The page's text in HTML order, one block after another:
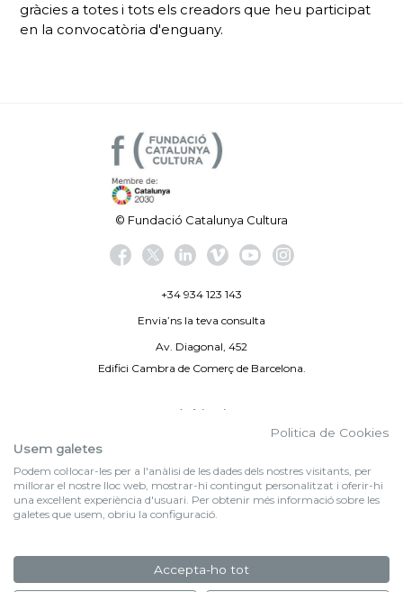
gràcies a totes i tots els creadors que heu participat
en la convocatòria d'enguany.
© Fundació Catalunya Cultura
+34 934 123 143
Envia’ns la teva consulta
Av. Diagonal, 452
Edifici Cambra de Comerç de Barcelona.
Avís legal
By 100X100NET
f (NEWSLETTER)
Politica de Cookies
Usem galetes
Podem col·locar-les per a l'anàlisi de les dades dels nostres visitants, per
millorar el nostre lloc web, mostrar-hi contingut personalitzat i oferir-hi
una excel·lent experiència d'usuari. Per obtenir més informació sobre les
galetes que usem, obriu la configuració.
Accepta-ho tot